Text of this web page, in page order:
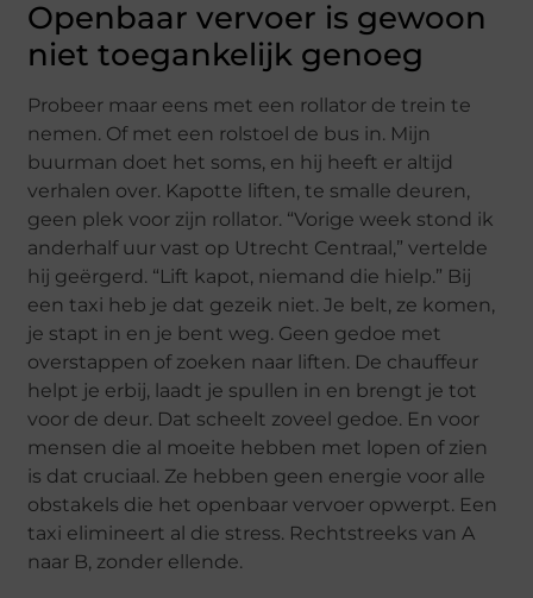
Openbaar vervoer is gewoon
niet toegankelijk genoeg
Probeer maar eens met een rollator de trein te
nemen. Of met een rolstoel de bus in. Mijn
buurman doet het soms, en hij heeft er altijd
verhalen over. Kapotte liften, te smalle deuren,
geen plek voor zijn rollator. “Vorige week stond ik
anderhalf uur vast op Utrecht Centraal,” vertelde
hij geërgerd. “Lift kapot, niemand die hielp.” Bij
een taxi heb je dat gezeik niet. Je belt, ze komen,
je stapt in en je bent weg. Geen gedoe met
overstappen of zoeken naar liften. De chauffeur
helpt je erbij, laadt je spullen in en brengt je tot
voor de deur. Dat scheelt zoveel gedoe. En voor
mensen die al moeite hebben met lopen of zien
is dat cruciaal. Ze hebben geen energie voor alle
obstakels die het openbaar vervoer opwerpt. Een
taxi elimineert al die stress. Rechtstreeks van A
naar B, zonder ellende.